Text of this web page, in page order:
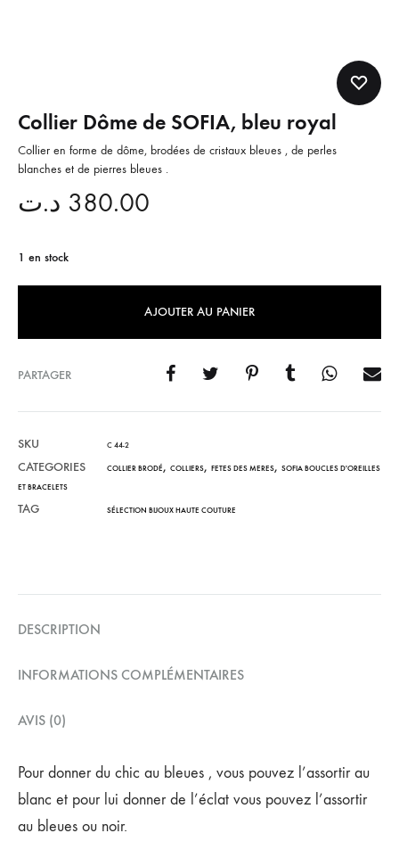
Collier Dôme de SOFIA, bleu royal
Collier en forme de dôme, brodées de cristaux bleues , de perles
blanches et de pierres bleues .
380.00 د.ت
1 en stock
AJOUTER AU PANIER
PARTAGER
SKU C 44-2
CATEGORIES COLLIER BRODÉ , COLLIERS, FETES DES MERES, SOFIA BOUCLES D'OREILLES
ET BRACELETS
TAG SÉLECTION BIJOUX HAUTE COUTURE
DESCRIPTION
INFORMATIONS COMPLÉMENTAIRES
AVIS (0)
Pour donner du chic au bleues , vous pouvez l’assortir au
blanc et pour lui donner de l’éclat vous pouvez l’assortir
au bleues ou noir.